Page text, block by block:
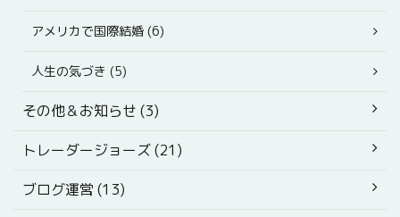
アメリカで国際結婚 (6)
人生の気づき (5)
その他＆お知らせ (3)
トレーダージョーズ (21)
ブログ運営 (13)